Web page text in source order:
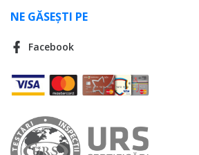
NE GĂSEȘTI PE
Facebook